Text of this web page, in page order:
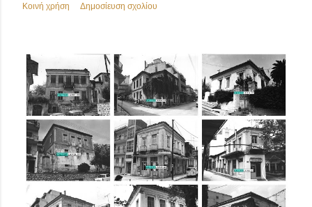
Κοινή χρήση Δημοσίευση σχολίου